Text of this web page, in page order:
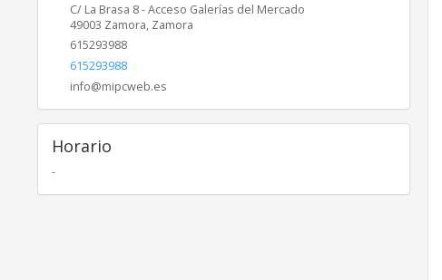
C/ La Brasa 8 - Acceso Galerías del Mercado
49003 Zamora, Zamora
615293988
615293988
info@mipcweb.es
Horario
-